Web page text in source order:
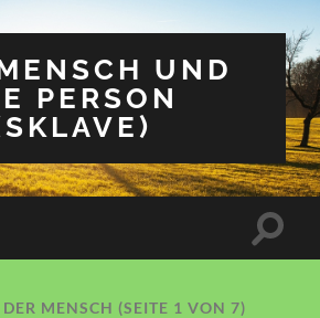
UND
PERSON
DER MENSCH (SEITE 1 VON 7)